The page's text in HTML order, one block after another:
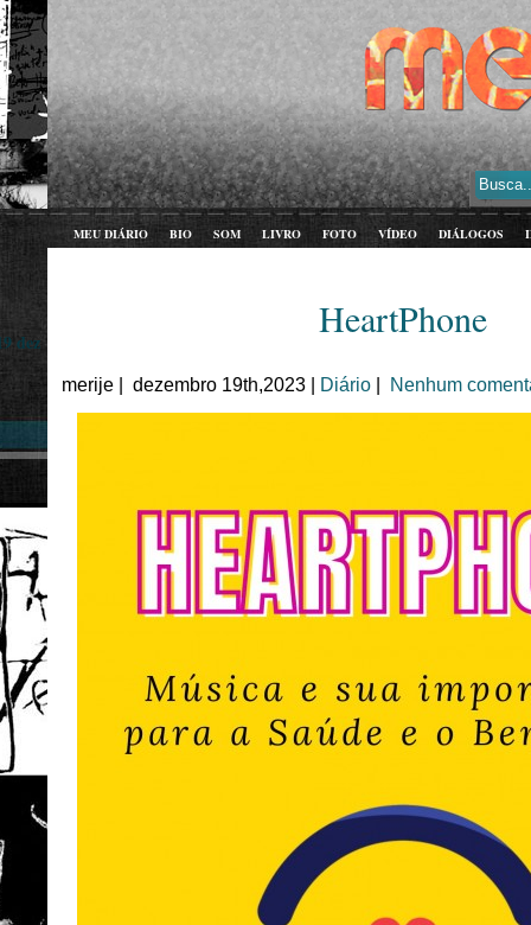
MEU DIÁRIO BIO SOM LIVRO FOTO VÍDEO DIÁLOGOS
HeartPhone
dez
merije | dezembro 19th,2023 | Diário Nenhum